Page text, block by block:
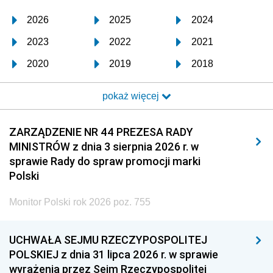
2026 2025 2024
2023 2022 2021
2020 2019 2018
2017 2016 2015
2014 2013 2012
2011 2010 2009
2008 2007 2006
2005
1996 1995 1994
1993 1992 1991
pokaż więcej
ZARZĄDZENIE NR 44 PREZESA RADY
MINISTRÓW z dnia 3 sierpnia 2026 r. w
sprawie Rady do spraw promocji marki
Polski
Monitor Polski rok 2026 poz. 755
UCHWAŁA SEJMU RZECZYPOSPOLITEJ
POLSKIEJ z dnia 31 lipca 2026 r. w sprawie
wyrażenia przez Sejm Rzeczypospolitej